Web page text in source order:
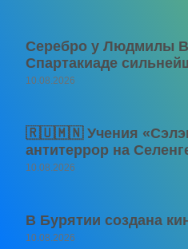
Серебро у Людмилы
Спартакиаде
10.08.2026
🇷🇺🇲🇳 Учения
антитеррор на
10.08.2026
В Бурятии создана
10.08.2026